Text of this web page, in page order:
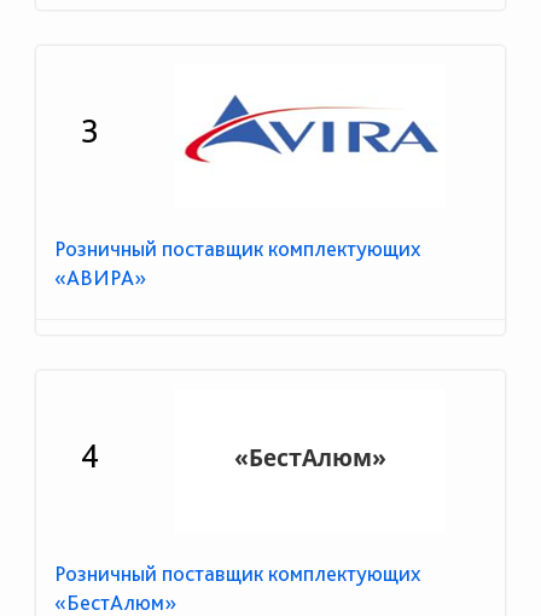
3
Розничный поставщик комплектующих
«АВИРА»
4
Розничный поставщик комплектующих
«БестАлюм»